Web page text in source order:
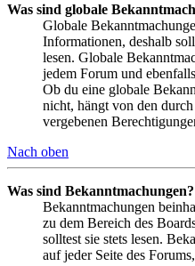
Was sind globale
Globale
Informationen, deshalb
lesen. Globale
jedem Forum und
Ob du eine globale
nicht, hängt von den
vergebenen
Nach oben
Was sind Bekanntmachungen?
Bekanntmachungen
zu dem Bereich des
solltest sie stets lesen.
auf jeder Seite des